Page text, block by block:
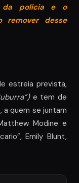
da polícia e o
remover desse
estreia prevista,
e tem de
a quem se juntam
Modine e
Emily Blunt,